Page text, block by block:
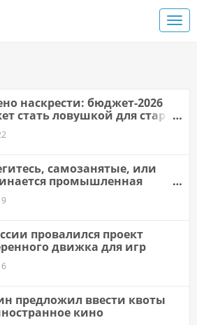
наскрести: бюджет-2026
стать ловушкой для старой
самозанятые, или
промышленная
«новой нефти»
провалился проект
движка для игр
предложил ввести квоты
кино